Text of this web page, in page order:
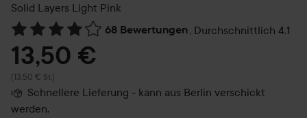
Solid Layers Light Pink
68 Bewertungen, Durchschnittlich 4.1
Weiter zu Reviews & Kommentare
13,50 €
(13,50 € St.)
Schnellere Lieferung - kann aus Berlin verschickt
werden.